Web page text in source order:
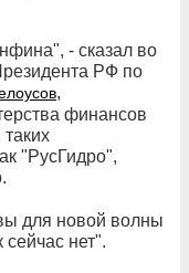
- сказал во
РФ по
,
финансов
"РусГидро",
для новой волны
нет".